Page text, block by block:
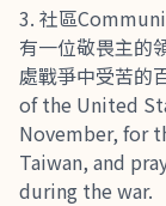
社區
有一位敬畏主的
處戰爭中受苦
of the United
November, for
Taiwan, and
during the war.